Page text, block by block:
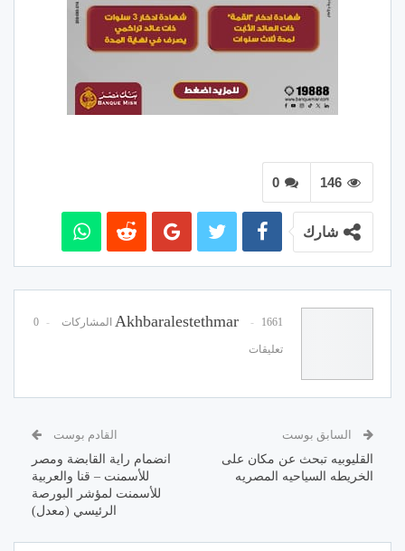
0 146
شارك
Akhbaralestethmar 1661 المشاركات 0
تعليقات
السابق بوست
القليوبيه تبحث عن مكان على
الخريطه السياحيه المصريه
القادم بوست
انضمام راية القابضة ومصر
للأسمنت – قنا والعربية
للأسمنت لمؤشر البورصة
الرئيسي (معدل)